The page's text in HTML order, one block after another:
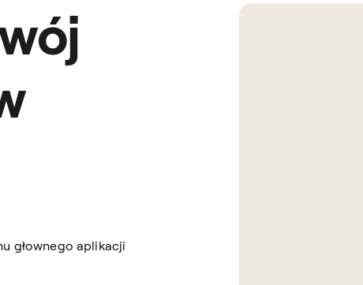
głownego aplikacji